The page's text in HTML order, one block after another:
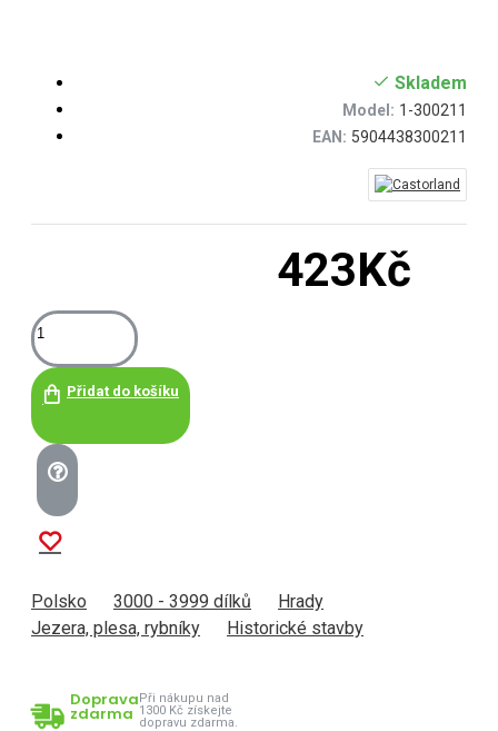
423Kč
Skladem
Model: 1-300211
EAN: 5904438300211
Přidat do košíku
Polsko 3000 - 3999 dílků
Hrady
Jezera, plesa, rybníky
Historické stavby
Doprava
zdarma
Při nákupu nad
1300 Kč získejte
dopravu zdarma.